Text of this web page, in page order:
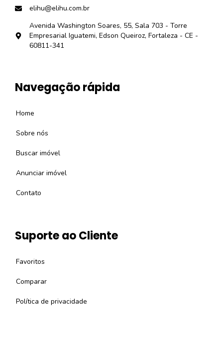
elihu@elihu.com.br
Avenida Washington Soares, 55, Sala 703 - Torre
Empresarial Iguatemi, Edson Queiroz, Fortaleza - CE -
60811-341
Navegação rápida
Home
Sobre nós
Buscar imóvel
Anunciar imóvel
Contato
Suporte ao Cliente
Favoritos
Comparar
Política de privacidade